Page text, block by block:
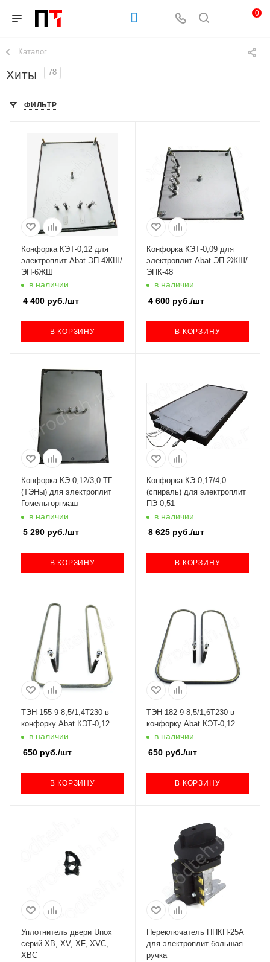
0
Каталог
Хиты 78
ФИЛЬТР
Конфорка КЭТ-0,12 для
электроплит Abat ЭП-4ЖШ/
ЭП-6ЖШ
в наличии
4 400 руб./шт
В КОРЗИНУ
Конфорка КЭТ-0,09 для
электроплит Abat ЭП-2ЖШ/
ЭПК-48
в наличии
4 600руб./шт
В КОРЗИНУ
Конфорка КЭ-0,12/3,0 ТГ
(ТЭНы) для электроплит
Гомельторгмаш
в наличии
5 290 руб./шт
В КОРЗИНУ
Конфорка КЭ-0,17/4,0
(спираль) для электроплит
ПЭ-0,51
в наличии
8 625руб./шт
В КОРЗИНУ
ТЭН-155-9-8,5/1,4Т230 в
конфорку Abat КЭТ-0,12
в наличии
650 руб./шт
В КОРЗИНУ
ТЭН-182-9-8,5/1,6Т230 в
конфорку Abat КЭТ-0,12
в наличии
650руб./шт
В КОРЗИНУ
Уплотнитель двери Unox
серий XB, XV, XF, XVC,
XBC
Переключатель ППКП-25А
для электроплит большая
ручка